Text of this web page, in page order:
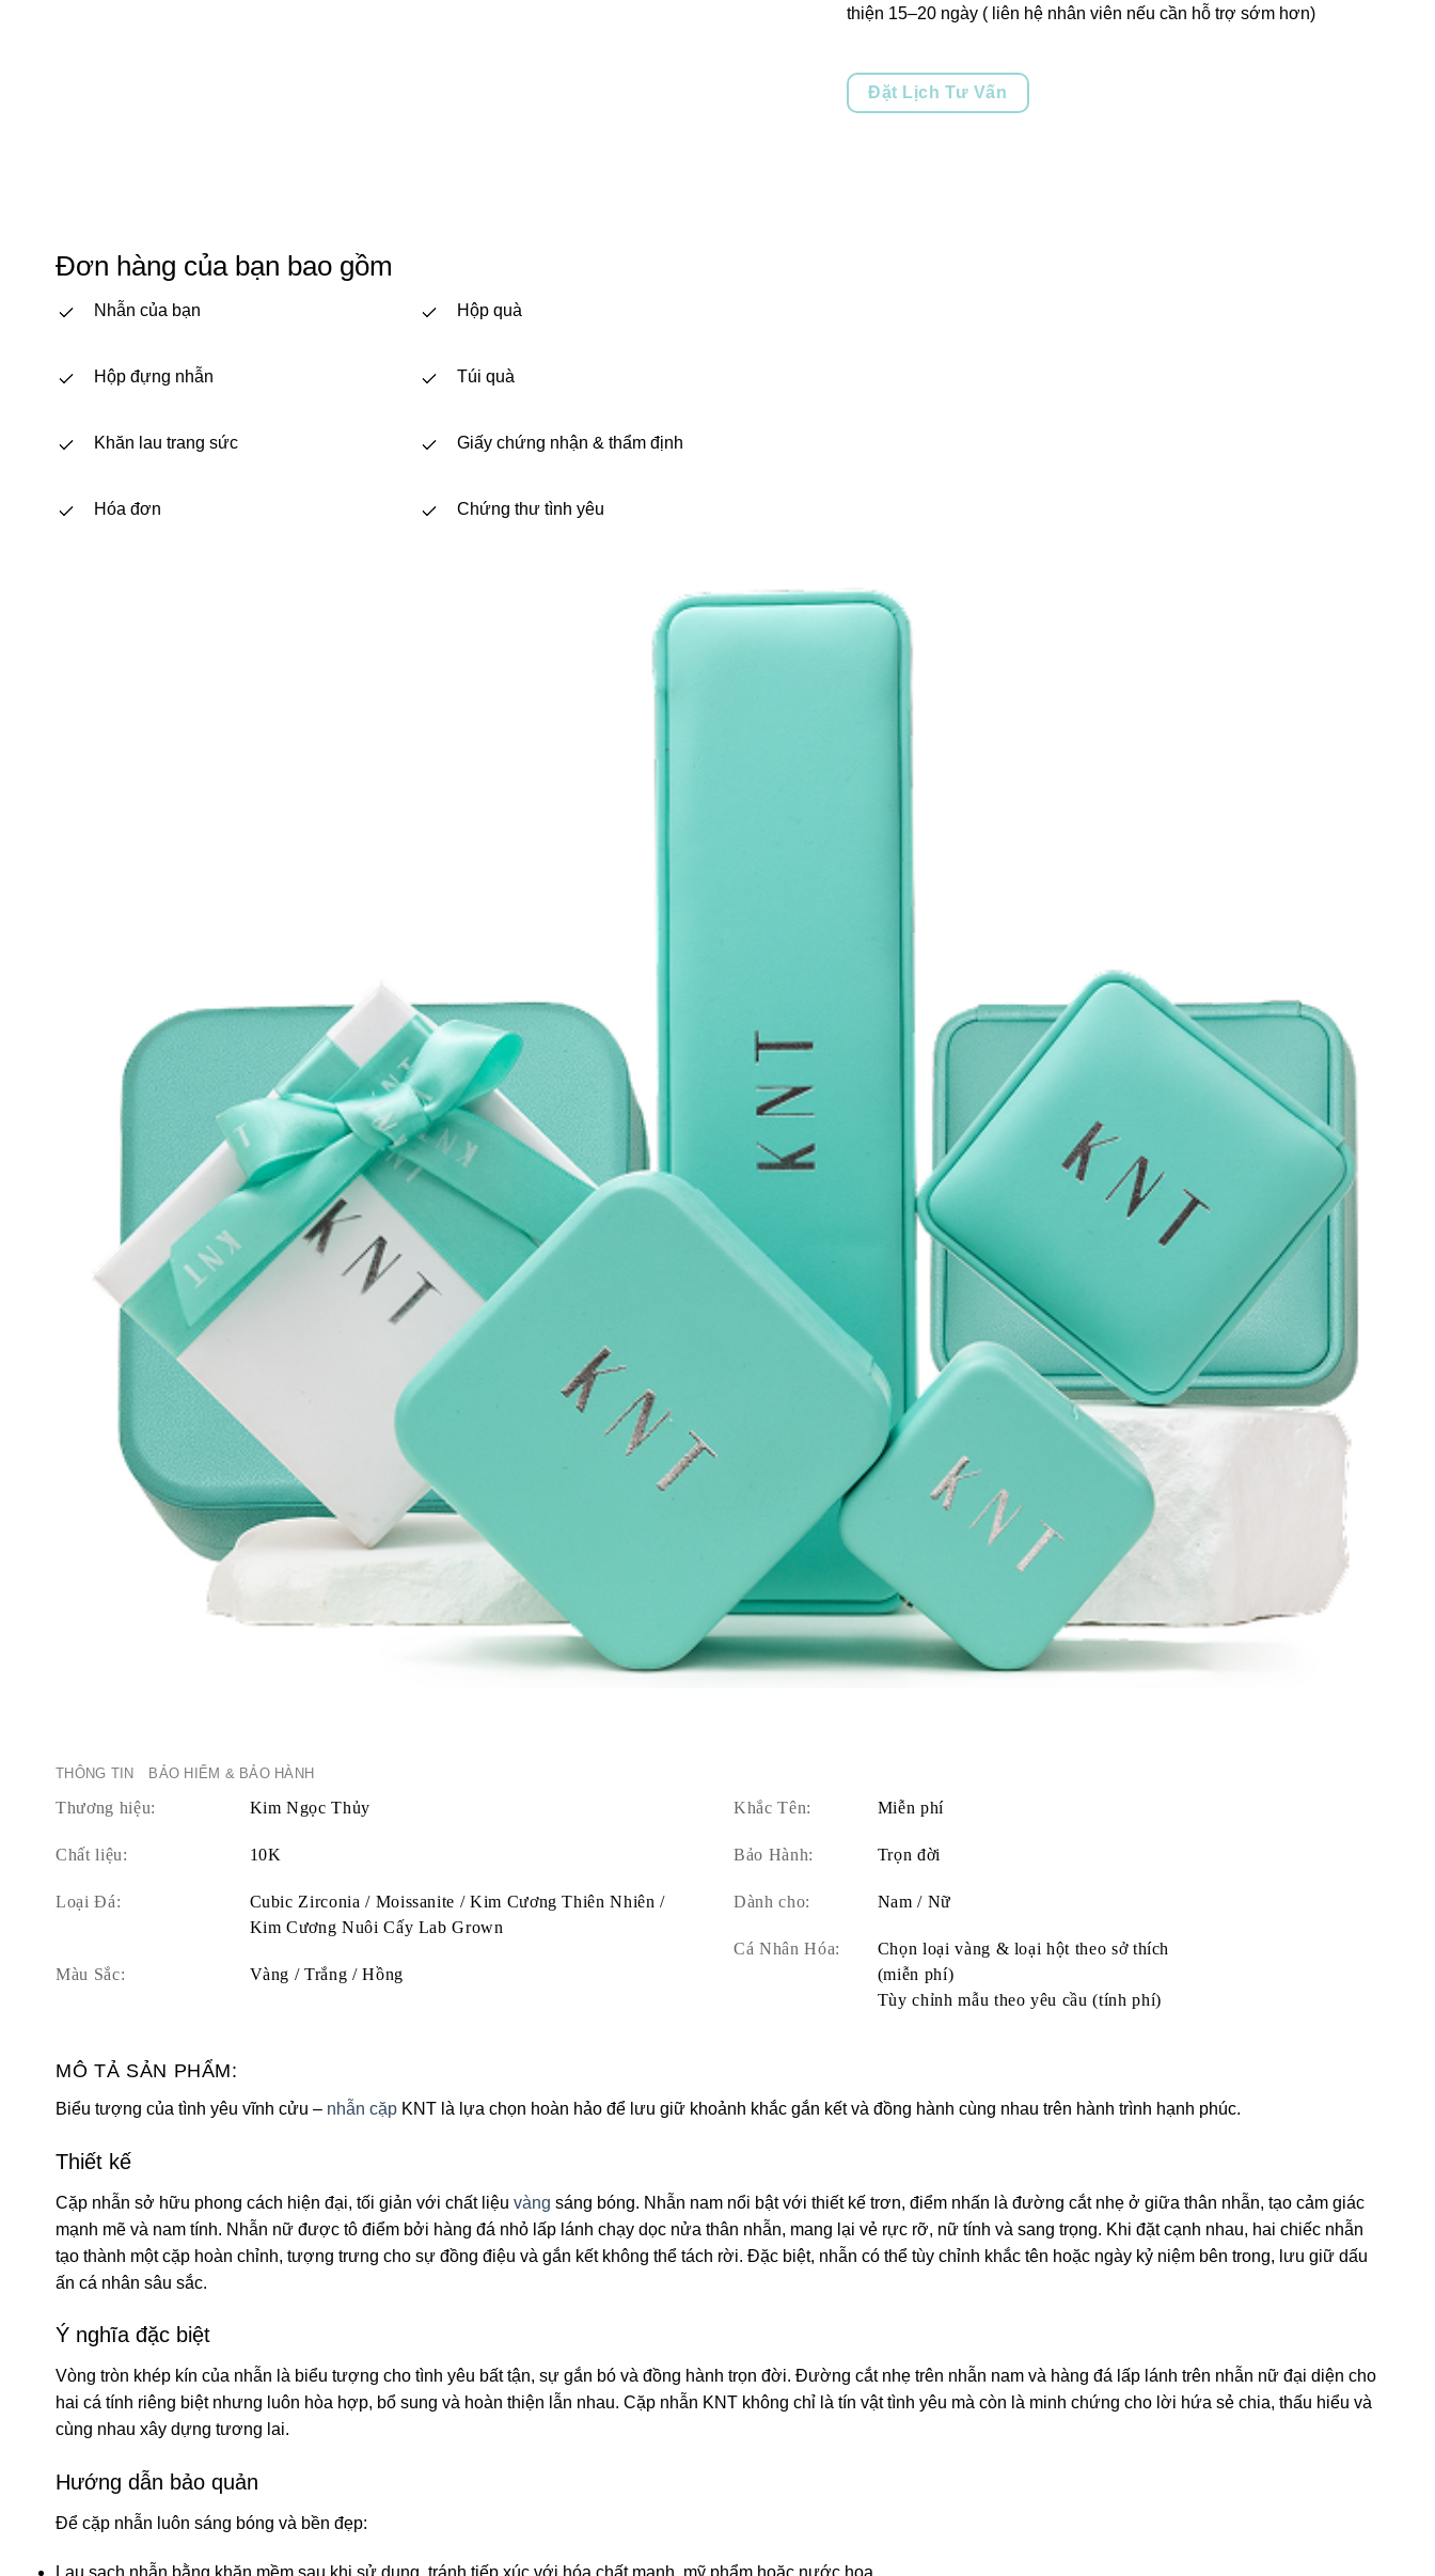
thiện 15–20 ngày ( liên hệ nhân viên nếu cần hỗ trợ sớm hơn)
Đặt Lịch Tư Vấn
Đơn hàng của bạn bao gồm
Nhẫn của bạn
Hộp đựng nhẫn
Khăn lau trang sức
Hóa đơn
Hộp quà
Túi quà
Giấy chứng nhận & thẩm định
Chứng thư tình yêu
THÔNG TIN BẢO HIỂM & BẢO HÀNH
Thương hiệu: Kim Ngọc Thủy
Chất liệu: 10K
Loại Đá:
Cubic Zirconia / Moissanite / Kim Cương Thiên Nhiên /
Kim Cương Nuôi Cấy Lab Grown
Màu Sắc: Vàng / Trắng / Hồng
Khắc Tên: Miễn phí
Bảo Hành: Trọn đời
Dành cho: Nam / Nữ
Cá Nhân Hóa:
Chọn loại vàng & loại hột theo sở thích
(miễn phí)
Tùy chỉnh mẫu theo yêu cầu (tính phí)
MÔ TẢ SẢN PHẨM:
Biểu tượng của tình yêu vĩnh cửu – nhẫn cặp KNT là lựa chọn hoàn hảo để lưu giữ khoảnh khắc gắn kết và đồng hành cùng nhau trên hành trình hạnh phúc.
Thiết kế
Cặp nhẫn sở hữu phong cách hiện đại, tối giản với chất liệu vàng sáng bóng. Nhẫn nam nổi bật với thiết kế trơn, điểm nhấn là đường cắt nhẹ ở giữa thân nhẫn, tạo cảm giác
mạnh mẽ và nam tính. Nhẫn nữ được tô điểm bởi hàng đá nhỏ lấp lánh chạy dọc nửa thân nhẫn, mang lại vẻ rực rỡ, nữ tính và sang trọng. Khi đặt cạnh nhau, hai chiếc nhẫn
tạo thành một cặp hoàn chỉnh, tượng trưng cho sự đồng điệu và gắn kết không thể tách rời. Đặc biệt, nhẫn có thể tùy chỉnh khắc tên hoặc ngày kỷ niệm bên trong, lưu giữ dấu
ấn cá nhân sâu sắc.
Ý nghĩa đặc biệt
Vòng tròn khép kín của nhẫn là biểu tượng cho tình yêu bất tận, sự gắn bó và đồng hành trọn đời. Đường cắt nhẹ trên nhẫn nam và hàng đá lấp lánh trên nhẫn nữ đại diện cho
hai cá tính riêng biệt nhưng luôn hòa hợp, bổ sung và hoàn thiện lẫn nhau. Cặp nhẫn KNT không chỉ là tín vật tình yêu mà còn là minh chứng cho lời hứa sẻ chia, thấu hiểu và
cùng nhau xây dựng tương lai.
Hướng dẫn bảo quản
Để cặp nhẫn luôn sáng bóng và bền đẹp:
Lau sạch nhẫn bằng khăn mềm sau khi sử dụng, tránh tiếp xúc với hóa chất mạnh, mỹ phẩm hoặc nước hoa.